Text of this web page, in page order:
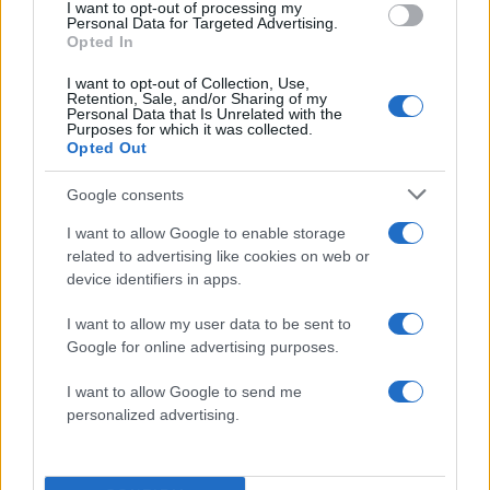
I want to opt-out of processing my
Personal Data for Targeted Advertising.
Opted In
I want to opt-out of Collection, Use,
Retention, Sale, and/or Sharing of my
Personal Data that Is Unrelated with the
Purposes for which it was collected.
Opted Out
Google consents
I want to allow Google to enable storage
related to advertising like cookies on web or
device identifiers in apps.
I want to allow my user data to be sent to
Google for online advertising purposes.
I want to allow Google to send me
personalized advertising.
Xτύπημα στην Ερμπίλ, στο Ιράκ
Μια επίθεση με καμικάζι drone
πραγματοποιήθηκε κοντά στο αμερικανικό
οργάνωση δεν ανέλαβε την ευθύνη για την
επίθεση, ενώ οι στιγμές καταγράφηκαν από
Irak’ın Erbil şehrinde ABD Konsolosluğu
yakında kamikaze İHA saldırısı düzenlendi.
kameraya yansıdı.https://t.co/hPf1Vq8OVy